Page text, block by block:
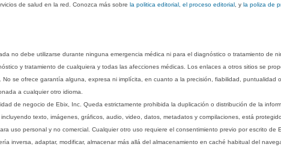
de salud en la red. Conozca más sobrela politica editorial, el proceso editorial , yla poliza de
no debe utilizarse durante ninguna emergencia médica ni para el diagnóstico o tratamiento de
y tratamiento de cualquiera y todas las afecciones médicas. Los enlaces a otros sitios se
No se ofrece garantía alguna, expresa ni implícita, en cuanto a la precisión, fiabilidad, puntualidad
a cualquier otro idioma.
de negocio de Ebix, Inc. Queda estrictamente prohibida la duplicación o distribución de la
texto, imágenes, gráficos, audio, video, datos, metadatos y compilaciones, está
uso personal y no comercial. Cualquier otro uso requiere el consentimiento previo por escrito de
inversa, adaptar, modificar, almacenar más allá del almacenamiento en caché habitual del